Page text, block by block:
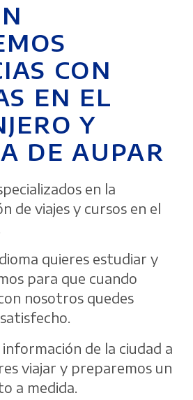
CON
EN EL
Y
DE AUPAR
en la
de viajes y cursos en el
quieres estudiar y
para que cuando
nosotros quedes
de la ciudad a
viajar y preparemos un
a medida.